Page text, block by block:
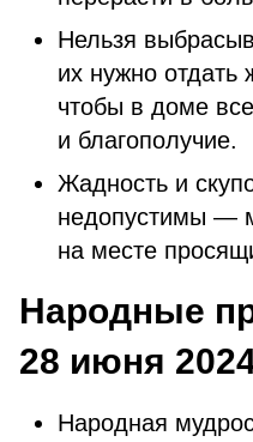
Нельзя
их нужно
чтобы в доме
и благополучие.
Жадность и
недопустимы —
на месте
Народные
28 июня
Народная